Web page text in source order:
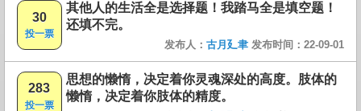
30
投一票
其他人的生活全是选择题！我踏马全是填空题！
还填不完。
发布人： 古月廴聿 发布时间：22-09-01
283
投一票
思想的懒惰，决定着你灵魂深处的高度。肢体的
懒惰，决定着你肢体的精度。